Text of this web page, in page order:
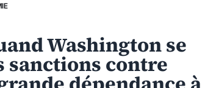
Washington se
sanctions contre